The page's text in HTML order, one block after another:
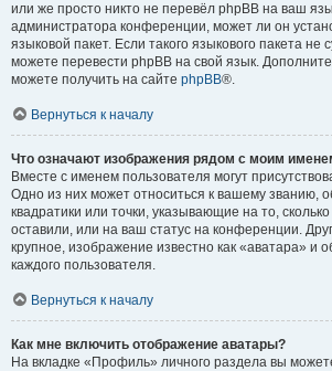
или же просто никто не перевёл phpBB на ваш
администратора конференции, может ли он
языковой пакет. Если такого языкового пакета не
можете перевести phpBB на свой язык.
можете получить на сайте phpBB®.
Вернуться к началу
Что означают изображения рядом с моим
Вместе с именем пользователя могут
Одно из них может относиться к вашему званию,
квадратики или точки, указывающие на то,
оставили, или на ваш статус на конференции.
крупное, изображение известно как «аватара» и
каждого пользователя.
Вернуться к началу
Как мне включить отображение аватары?
На вкладке «Профиль» личного раздела вы